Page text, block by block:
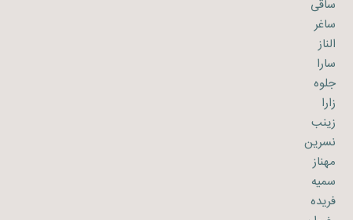
ساقی
ساغر
الناز
سارا
جلوه
زارا
زینب
نسرین
مهناز
سمیه
فریده